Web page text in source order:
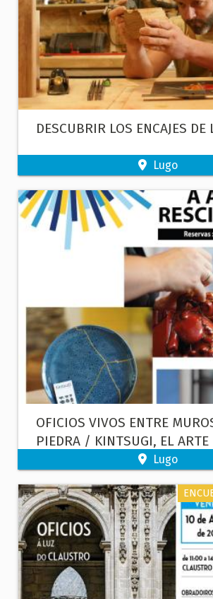
DESCUBRIR LOS ENCAJES DE
Lugo
OFICIOS VIVOS ENTRE
PIEDRA / KINTSUGI, EL ARTE
Lugo